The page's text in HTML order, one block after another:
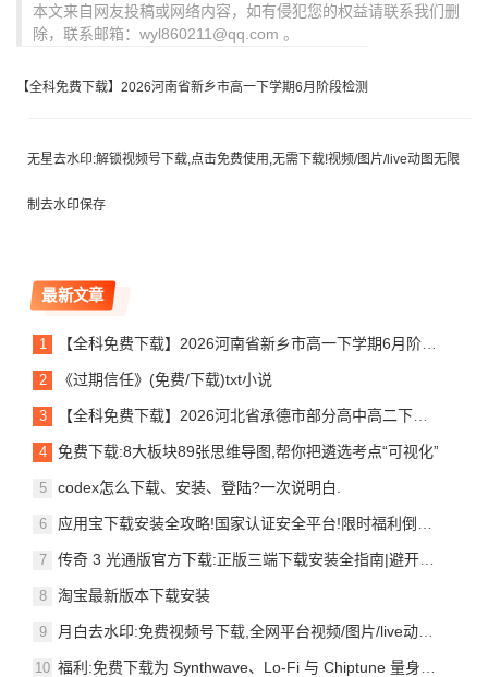
本文来自网友投稿或网络内容，如有侵犯您的权益请联系我们删
除，联系邮箱：wyl860211@qq.com 。
【全科免费下载】2026河南省新乡市高一下学期6月阶段检测
无星去水印:解锁视频号下载,点击免费使用,无需下载!视频/图片/live动图无限
制去水印保存
最新文章
【全科免费下载】2026河南省新乡市高一下学期6月阶段检测
《过期信任》(免费/下载)txt小说
【全科免费下载】2026河北省承德市部分高中高二下学期7月期末考试
免费下载:8大板块89张思维导图,帮你把遴选考点“可视化”
codex怎么下载、安装、登陆?一次说明白.
应用宝下载安装全攻略!国家认证安全平台!限时福利倒计时,错过再等一年!速看教程
传奇 3 光通版官方下载:正版三端下载安装全指南|避开私服盗号跑路陷阱
淘宝最新版本下载安装
月白去水印:免费视频号下载,全网平台视频/图片/live动图一键去水印
福利:免费下载为 Synthwave、Lo-Fi 与 Chiptune 量身打造的 CapySynth 波表合成器